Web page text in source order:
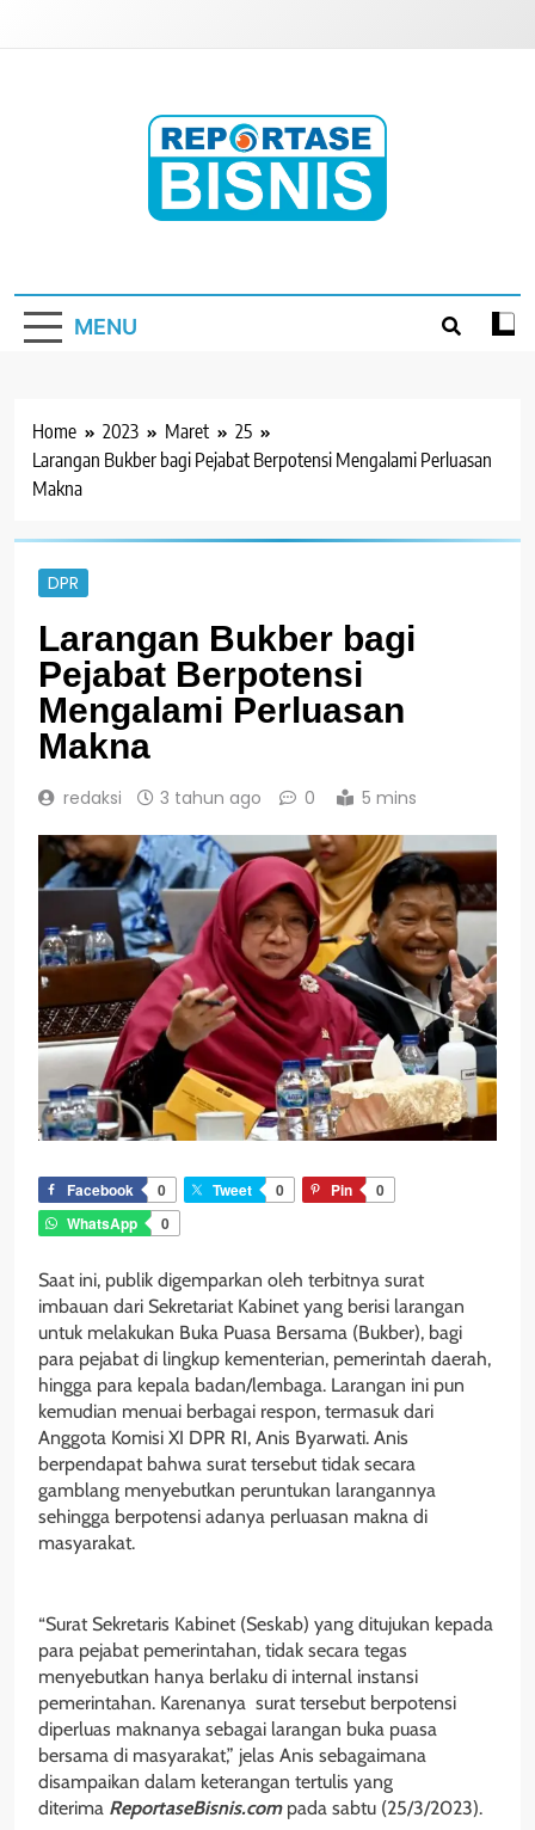
MENU
Home 2023 Maret
25
Larangan Bukber bagi Pejabat Berpotensi Mengalami Perluasan
Makna
DPR
Larangan Bukber bagi
Pejabat Berpotensi
Mengalami Perluasan
Makna
redaksi 3 tahun ago 0 5 mins
Facebook 0 Tweet 0 Pin
0
WhatsApp
0
Saat ini, publik digemparkan oleh terbitnya surat
imbauan dari Sekretariat Kabinet yang berisi larangan
untuk melakukan Buka Puasa Bersama (Bukber), bagi
para pejabat di lingkup kementerian, pemerintah daerah,
hingga para kepala badan/lembaga. Larangan ini pun
kemudian menuai berbagai respon, termasuk dari
Anggota Komisi XI DPR RI, Anis Byarwati. Anis
berpendapat bahwa surat tersebut tidak secara
gamblang menyebutkan peruntukan larangannya
sehingga berpotensi adanya perluasan makna di
masyarakat.
“Surat Sekretaris Kabinet (Seskab) yang ditujukan kepada
para pejabat pemerintahan, tidak secara tegas
menyebutkan hanya berlaku di internal instansi
pemerintahan. Karenanya surat tersebut berpotensi
diperluas maknanya sebagai larangan buka puasa
bersama di masyarakat,” jelas Anis sebagaimana
disampaikan dalam keterangan tertulis yang
diterima ReportaseBisnis.com pada sabtu (25/3/2023).